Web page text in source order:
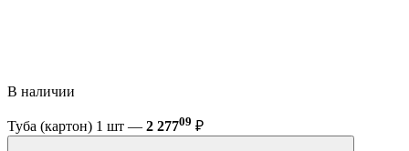
В наличии
Туба (картон) 1 шт — 2 27709 ₽